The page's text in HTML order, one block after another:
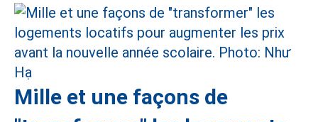
Mille et une façons de